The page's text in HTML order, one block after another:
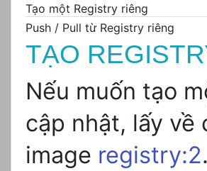
Tạo một Registry riêng
Push / Pull từ Registry riêng
TẠO
Nếu muốn tạo
cập nhật, lấy về
image registry:2.